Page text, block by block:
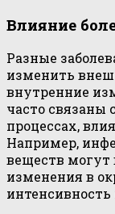
Влияние
Разные
изменить
внутренние
часто связаны
процессах,
Например,
веществ могут
изменения в